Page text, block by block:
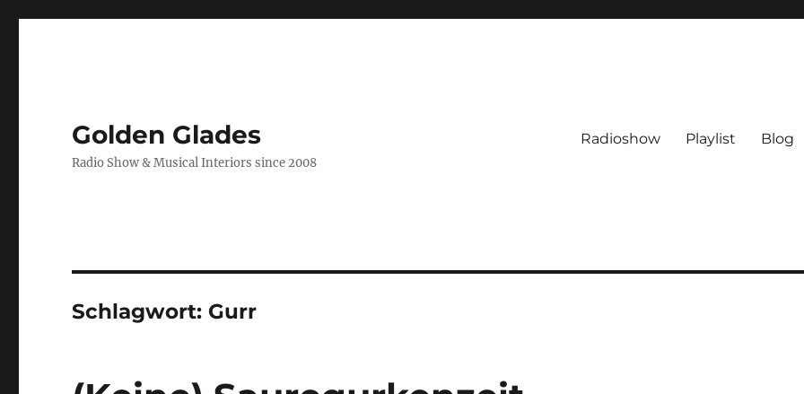
Golden Glades
Radio Show & Musical Interiors since 2008
Radioshow Playlist Blog
Schlagwort: Gurr